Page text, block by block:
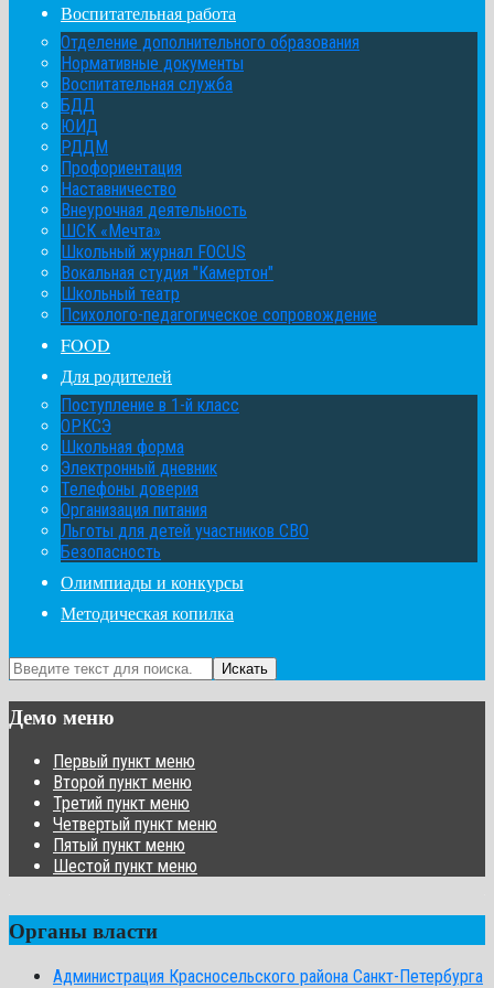
Воспитательная работа
Отделение дополнительного образования
Нормативные документы
Воспитательная служба
БДД
ЮИД
РДДМ
Профориентация
Наставничество
Внеурочная деятельность
ШСК «Мечта»
Школьный журнал FOCUS
Вокальная студия "Камертон"
Школьный театр
Психолого-педагогическое сопровождение
FOOD
Для родителей
Поступление в 1-й класс
ОРКСЭ
Школьная форма
Электронный дневник
Телефоны доверия
Организация питания
Льготы для детей участников СВО
Безопасность
Олимпиады и конкурсы
Методическая копилка
Искать
Демо меню
Первый пункт меню
Второй пункт меню
Третий пункт меню
Четвертый пункт меню
Пятый пункт меню
Шестой пункт меню
Органы власти
Администрация Красносельского района Санкт-Петербурга